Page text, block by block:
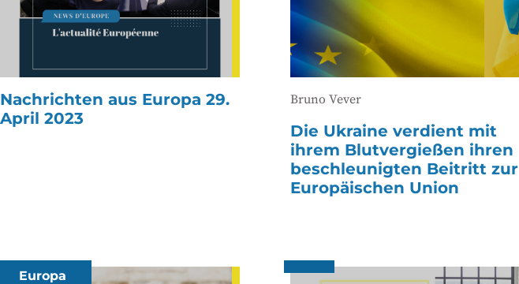
Nachrichten aus Europa 29.
April 2023
Bruno Vever
Die Ukraine verdient mit
ihrem Blutvergießen ihren
beschleunigten Beitritt zur
Europäischen Union
Europa